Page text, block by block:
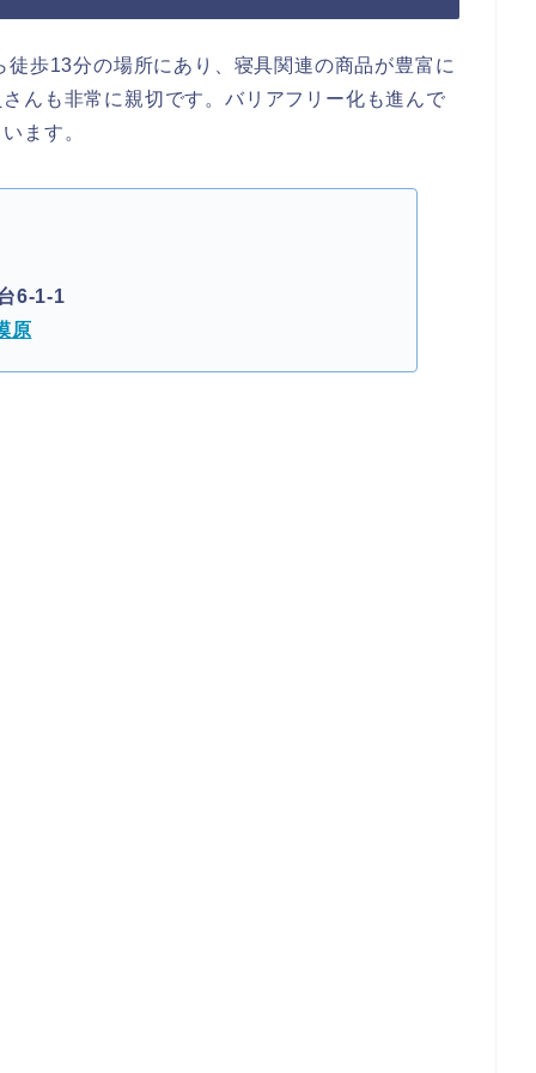
歩13分の場所にあり、寝具関連の商品が豊富に
んも非常に親切です。バリアフリー化も進んで
ます。
6-1-1
原